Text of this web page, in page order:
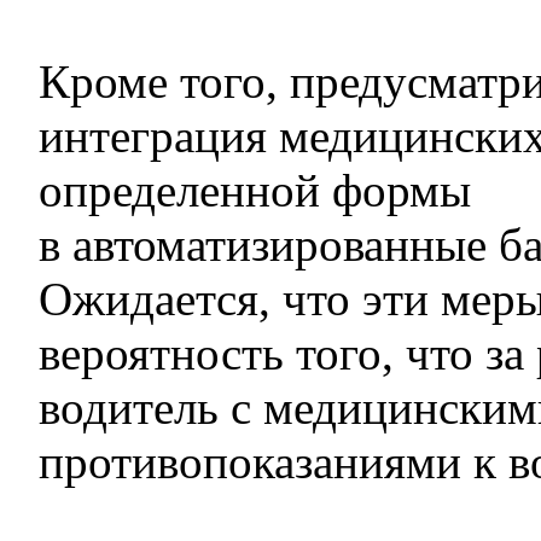
Кроме того,
интеграция
определенной формы
в автоматизированные
Ожидается, что эти
вероятность того, что
водитель с
противопоказаниями к